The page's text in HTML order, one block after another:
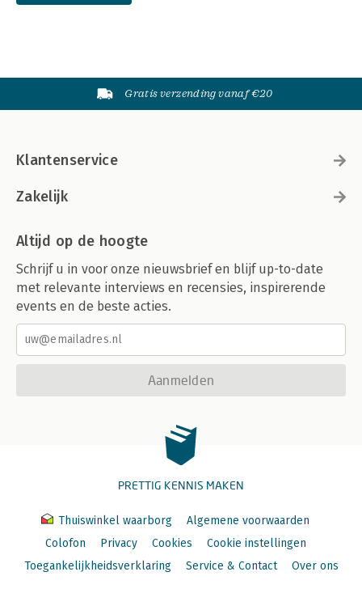
Gratis verzending vanaf €20
Klantenservice
Zakelijk
Altijd op de hoogte
Schrijf u in voor onze nieuwsbrief en blijf up-to-date
met relevante interviews en recensies, inspirerende
events en de beste acties.
Aanmelden
PRETTIG KENNIS MAKEN
Thuiswinkel waarborg
Algemene voorwaarden
Colofon
Privacy Cookies
Cookie instellingen
Toegankelijkheidsverklaring
Service & Contact Over ons